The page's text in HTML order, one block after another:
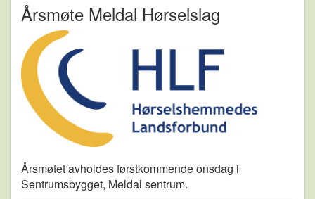
Årsmøte Meldal Hørselslag
Årsmøtet avholdes førstkommende onsdag i
Sentrumsbygget, Meldal sentrum.